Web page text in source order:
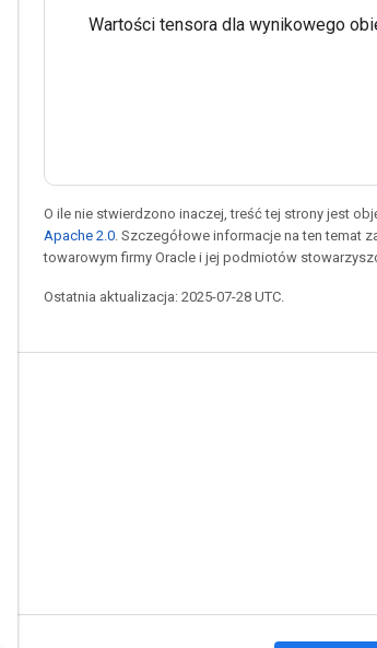
Wartości tensora dla wynikowego
O ile nie stwierdzono inaczej, treść tej strony jest
Apache 2.0 . Szczegółowe informacje na ten temat
towarowym firmy Oracle i jej podmiotów
Ostatnia aktualizacja: 2025-07-28 UTC.